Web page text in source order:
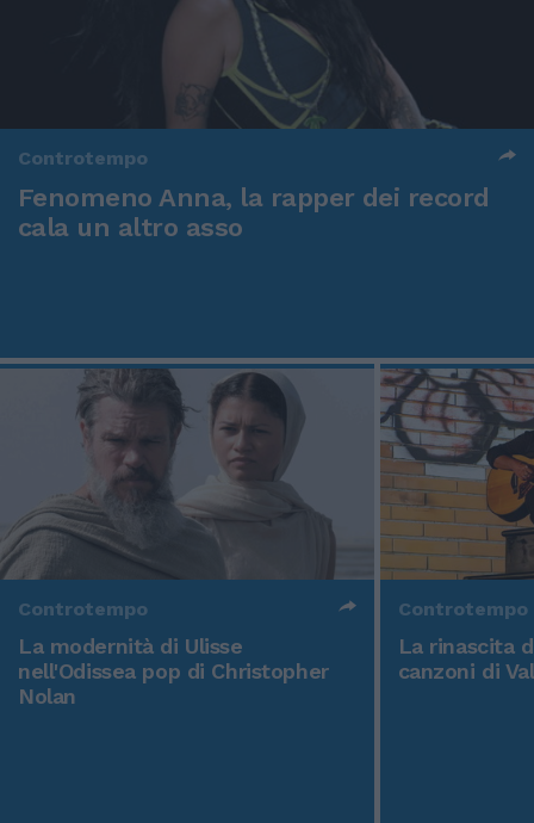
Controtempo
Fenomeno Anna, la rapper dei record
cala un altro asso
Controtempo
La modernità di Ulisse
nell'Odissea pop di Christopher
Nolan
Controtempo
La rinascita
canzoni di